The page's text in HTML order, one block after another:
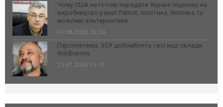
Чому США не готові передати Україні ліцензію на
виробництво ракет Patriot: політика, безпека та
можливі альтернативи
03.08.2026 20:24
Перспектива: ЗСУ добомблять і всі інші склади
Wildberries
23.07.2026 11:31